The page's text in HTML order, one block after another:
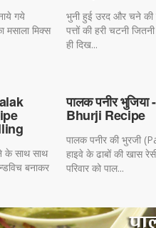
गये
मिक्स
भुनी हुई उरद और चने
पत्तों की हरी चटनी
ही दिख...
के साथ साथ
बनाकर
पालक पनीर
Bhurji Recipe
पालक पनीर की भुरजी
हाइवे के ढाबों की खास
परिवार को पाल...